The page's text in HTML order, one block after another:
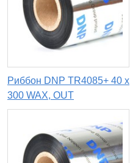
Риббон DNP TR4085+ 40 x
300 WAX, OUT